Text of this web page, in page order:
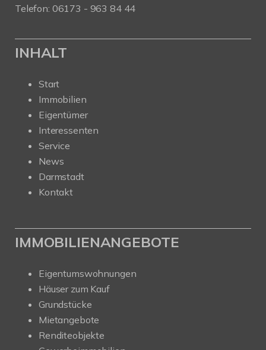
Telefon: 06173 - 963 84 44
INHALT
Start
Immobilien
Eigentümer
Interessenten
Service
News
Darmstadt
Kontakt
IMMOBILIENANGEBOTE
Eigentumswohnungen
Häuser zum Kauf
Grundstücke
Mietangebote
Renditeobjekte